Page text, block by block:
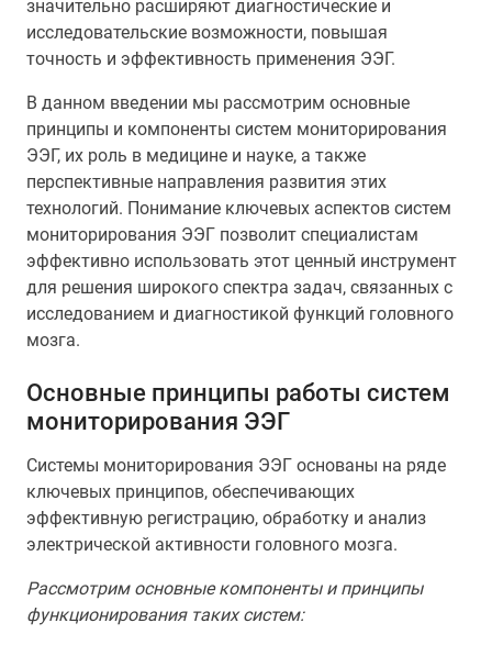
значительно расширяют диагностические и
исследовательские возможности, повышая
точность и эффективность применения ЭЭГ.
В данном введении мы рассмотрим основные
принципы и компоненты систем мониторирования
ЭЭГ, их роль в медицине и науке, а также
перспективные направления развития этих
технологий. Понимание ключевых аспектов систем
мониторирования ЭЭГ позволит специалистам
эффективно использовать этот ценный инструмент
для решения широкого спектра задач, связанных с
исследованием и диагностикой функций головного
мозга.
Основные принципы работы систем
мониторирования ЭЭГ
Системы мониторирования ЭЭГ основаны на ряде
ключевых принципов, обеспечивающих
эффективную регистрацию, обработку и анализ
электрической активности головного мозга.
Рассмотрим основные компоненты и принципы
функционирования таких систем: